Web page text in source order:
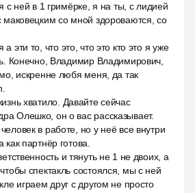
с ней в 1 гримёрке, я на ты, с лидией
маковецким со мной здороваются, со
эти то, что это, что это кто это я уже
Конечно, Владимир Владимирович,
искренне любя меня, да так
хватило. Давайте сейчас
Олешко, он о вас рассказывает.
в работе, но у неё все внутри
партнёр готова.
и тянуть не 1 не двоих, а
спектакль состоялся, мы с ней
играем друг с другом не просто